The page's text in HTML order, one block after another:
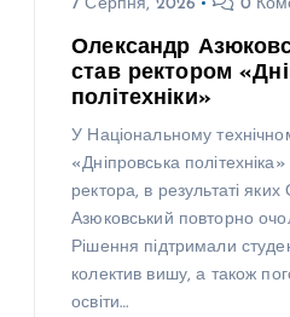
7 Серпня, 2026 0
Олександр
став ректором
політехніки»
У Національному
«Дніпровська
ректора, в результаті
Азюковський повторно
Рішення підтримали
колектив вишу, а також
освіти…